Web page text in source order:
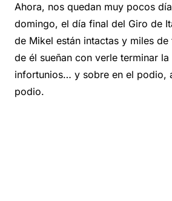
Ahora, nos quedan muy pocos
domingo, el día final del Giro de
de Mikel están intactas y miles
de él sueñan con verle terminar
infortunios… y sobre en el podio,
podio.